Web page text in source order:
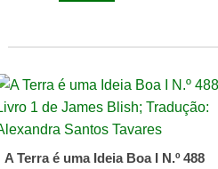
das
Garras
de
A Terra é uma Ideia Boa I N.º 488